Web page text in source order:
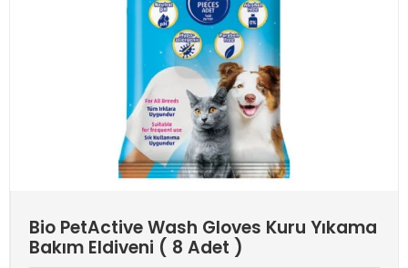
Bio PetActive Wash Gloves Kuru Yıkama
Bakım Eldiveni ( 8 Adet )